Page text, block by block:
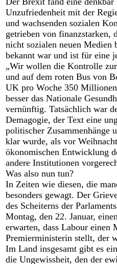
Unzufriedenheit mit der
und wachsenden sozialen
getrieben von finanzstarken,
nicht sozialen neuen Medien
bekannt war und ist für eine
„Wir wollen die Kontrolle
und auf dem roten Bus von
UK pro Woche 350
besser das Nationale
vernünftig. Tatsächlich war
Demagogie, der Text eine
politischer Zusammenhänge
klar wurde, als vor
ökonomischen Entwicklung
andere Institutionen
Was also nun tun?
In Zeiten wie diesen, die
besonders gewagt. Der
des Scheiterns der
Montag, den 22. Januar,
erwarten, dass Labour einen
Premierministerin stellt, der
Im Land insgesamt gibt es
die Ungewissheit, den der